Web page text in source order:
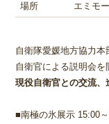
場所 エミモ
自衛隊愛媛地方協力
自衛官による説明会を
現役自衛官との交流、
■南極の氷展示 15:00